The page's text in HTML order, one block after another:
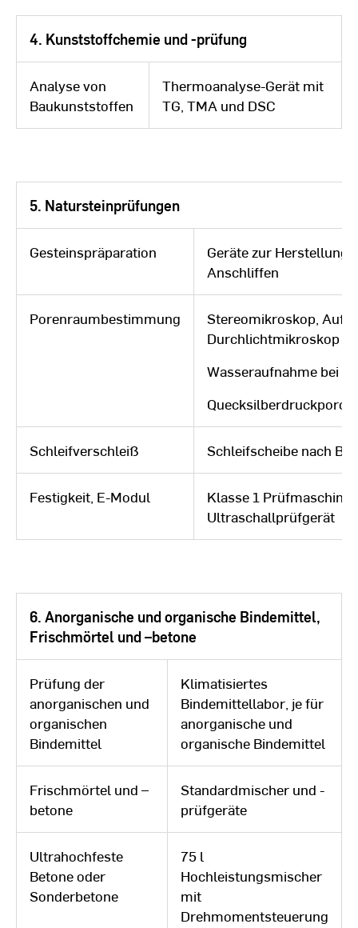
4. Kunststoffchemie und -prüfung
Analyse von
Baukunststoffen
Thermoanalyse-Gerät mit
TG, TMA und DSC
5. Natursteinprüfungen
Gesteinspräparation
Geräte zur Herstellung
Anschliffen
Porenraumbestimmung
Stereomikroskop, Auf-
Durchlichtmikroskop
Wasseraufnahme bei
Schleifverschleiß Schleifscheibe nach
Festigkeit, E-Modul
Klasse 1
Ultraschallprüfgerät
6. Anorganische und organische Bindemittel,
Frischmörtel und –betone
Prüfung der
anorganischen und
organischen
Bindemittel
Klimatisiertes
Bindemittellabor, je für
anorganische und
organische Bindemittel
Frischmörtel und –
betone
Standardmischer und -
prüfgeräte
Ultrahochfeste
Betone oder
Sonderbetone
75 l
Hochleistungsmischer
mit
Drehmomentsteuerung